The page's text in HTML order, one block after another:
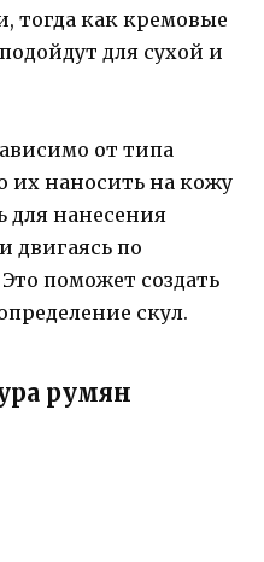
тогда как кремовые
для сухой и
от типа
их наносить на кожу
для нанесения
двигаясь по
поможет создать
скул.
румян